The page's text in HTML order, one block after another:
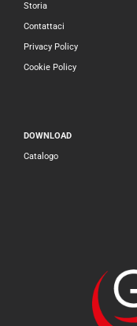
Storia
Contattaci
Privacy Policy
Cookie Policy
DOWNLOAD
Catalogo